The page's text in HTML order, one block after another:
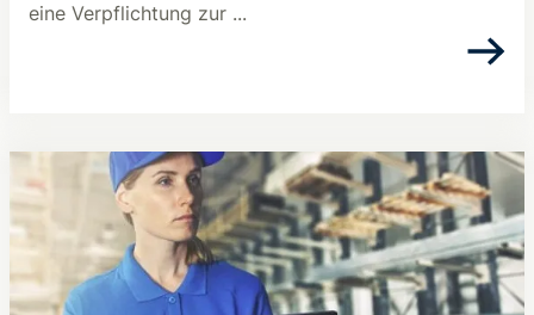
eine Verpflichtung zur ...